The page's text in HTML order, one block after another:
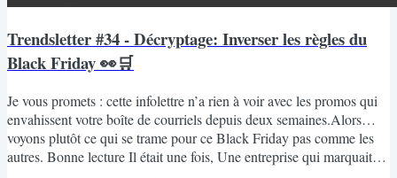
Trendsletter #34 - Décryptage: Inverser les règles du
Black Friday 👀🛒
Je vous promets : cette infolettre n’a rien à voir avec les promos qui
envahissent votre boîte de courriels depuis deux semaines.Alors…
voyons plutôt ce qui se trame pour ce Black Friday pas comme les
autres. Bonne lecture Il était une fois, Une entreprise qui marquait